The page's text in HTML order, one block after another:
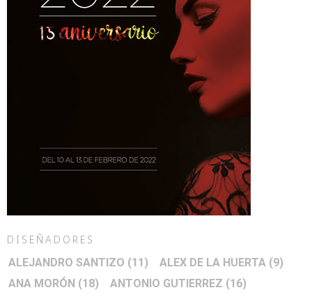
DISEÑADORES
ALEJANDRO SANTIZO (11) ALEX DE LA HUERTA (9)
ANA MORÓN (18) ANTONIO GUTIERREZ (16)